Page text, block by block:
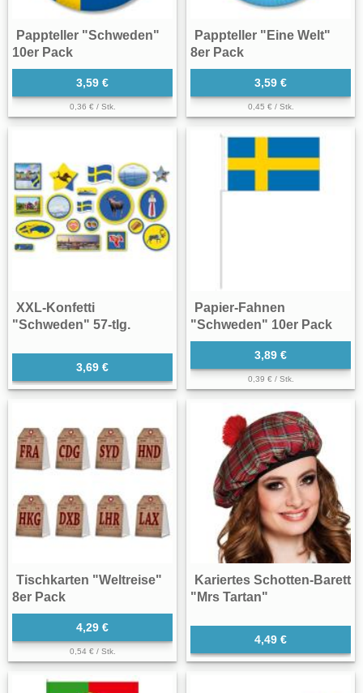
Pappteller "Schweden"
10er Pack
3,59 €
0,36 € / Stk.
Pappteller "Eine Welt"
8er Pack
3,59 €
0,45 € / Stk.
XXL-Konfetti
"Schweden" 57-tlg.
3,69 €
Papier-Fahnen
"Schweden" 10er Pack
3,89 €
0,39 € / Stk.
Tischkarten "Weltreise"
8er Pack
4,29 €
0,54 € / Stk.
Kariertes Schotten-Barett
"Mrs Tartan"
4,49 €